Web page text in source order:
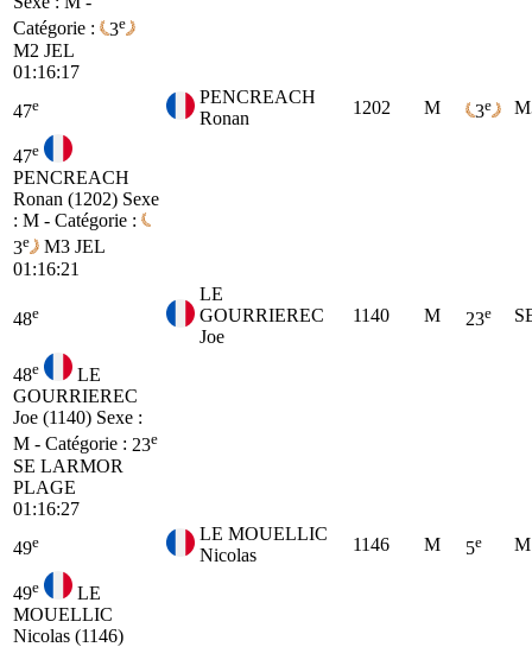
Catégorie :
3e
M2 JEL
01:16:17
47e
PENCREACH
Ronan
1202 M 3e
47e
PENCREACH
Ronan (1202) Sexe
: M - Catégorie :
3e M3 JEL
01:16:21
48e
LE
GOURRIEREC
Joe
1140 M 23e
48e
LE
GOURRIEREC
Joe (1140) Sexe :
M - Catégorie : 23e
SE LARMOR
PLAGE
01:16:27
49e
LE MOUELLIC
Nicolas
1146 M 5e
49e
LE
MOUELLIC
Nicolas (1146)